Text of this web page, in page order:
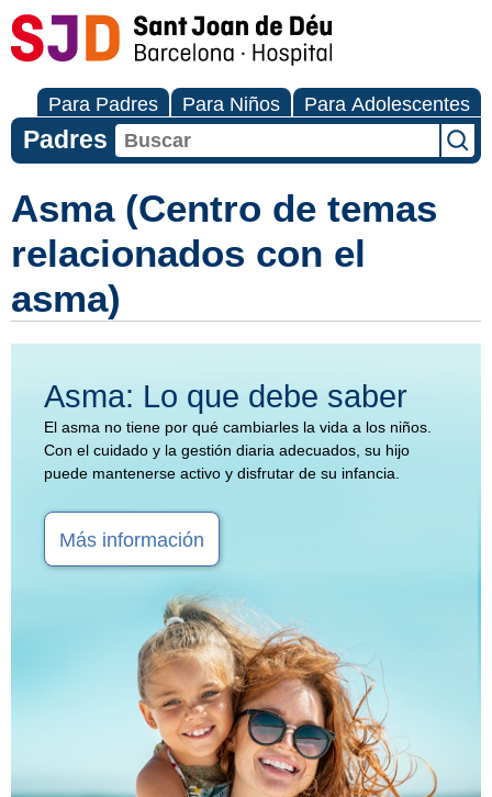
Para Padres Para Niños Para Adolescentes
Padres
Asma (Centro de temas
relacionados con el
asma)
Asma: Lo que debe saber
El asma no tiene por qué cambiarles la vida a los niños.
Con el cuidado y la gestión diaria adecuados, su hijo
puede mantenerse activo y disfrutar de su infancia.
Más información